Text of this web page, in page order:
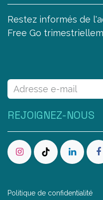
Restez informés de
Free Go
REJOIGNEZ-NOUS
Politique de confidentialité